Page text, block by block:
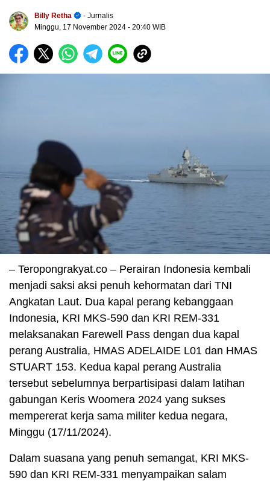
Billy Retha
- Jurnalis
Minggu, 17 November 2024 - 20:40 WIB
– Teropongrakyat.co – Perairan Indonesia kembali
menjadi saksi aksi penuh kehormatan dari TNI
Angkatan Laut. Dua kapal perang kebanggaan
Indonesia, KRI MKS-590 dan KRI REM-331
melaksanakan Farewell Pass dengan dua kapal
perang Australia, HMAS ADELAIDE L01 dan HMAS
STUART 153. Kedua kapal perang Australia
tersebut sebelumnya berpartisipasi dalam latihan
gabungan Keris Woomera 2024 yang sukses
mempererat kerja sama militer kedua negara,
Minggu (17/11/2024).
Dalam suasana yang penuh semangat, KRI MKS-
590 dan KRI REM-331 menyampaikan salam